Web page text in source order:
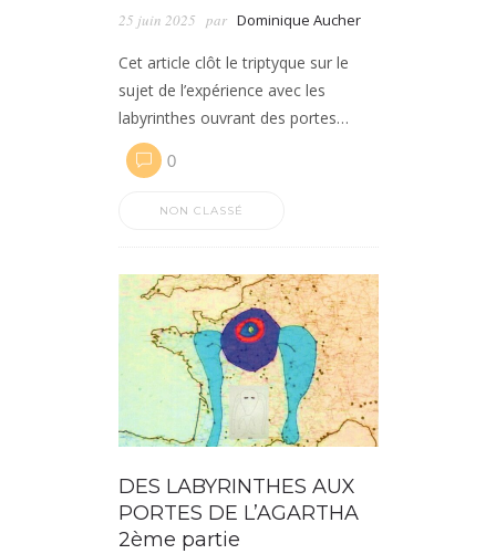
25 juin 2025 par Dominique Aucher
Cet article clôt le triptyque sur le
sujet de l’expérience avec les
labyrinthes ouvrant des portes…
0
NON CLASSÉ
DES LABYRINTHES AUX
PORTES DE L’AGARTHA
2ème partie